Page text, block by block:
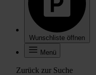
Wunschliste öffnen
Menü
Zurück zur Suche